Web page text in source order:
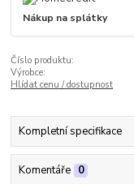
Nákup na splátky
Číslo produktu:
Výrobce:
Hlídat cenu / dostupnost
Kompletní specifikace
Komentáře 0